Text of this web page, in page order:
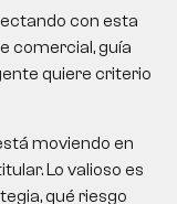
con esta
comercial, guía
quiere criterio
moviendo en
Lo valioso es
qué riesgo